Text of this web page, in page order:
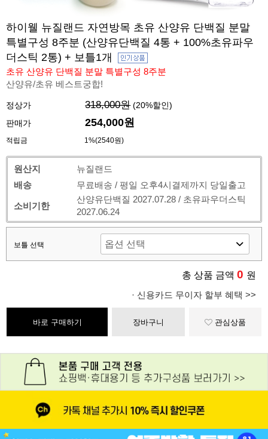
하이웰 뉴질랜드 자연방목 초유 산양유 단백질 분말
특별구성 8주분 (산양유단백질 4통 + 100%초유파우
더스틱 2통) + 보틀1개
초유 산양유 단백질 분말 특별구성 8주분
산양유/초유 베스트궁합!
정상가 318,000원 (20%할인)
판매가
254,000원
적립금 1%(2540원)
원산지
뉴질랜드
배송
무료배송 / 평일 오후4시결제까지 당일출고
소비기한
산양유단백질 2027.07.28 / 초유파우더스틱
2027.06.24
보틀 선택
총 상품 금액 0 원
· 신용카드 무이자 할부 혜택 >>
바로 구매하기 장바구니 관심상품